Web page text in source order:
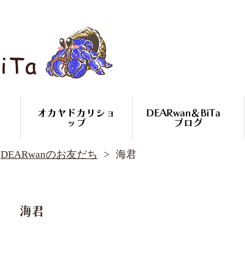
オカヤドカリショ
ップ
DEARwan＆BiTa
ブログ
DEARwan＆BiTa ブログ
DEARwanのお友だち 海君
海君